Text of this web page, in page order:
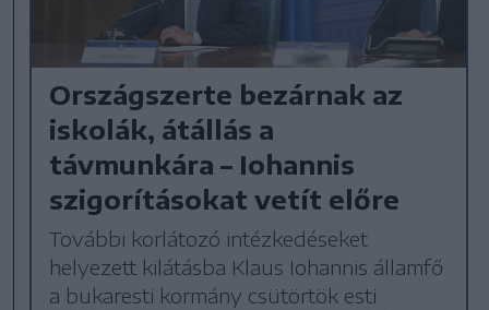
Országszerte bezárnak az
iskolák, átállás a
távmunkára – Iohannis
szigorításokat vetít előre
További korlátozó intézkedéseket
helyezett kilátásba Klaus Iohannis államfő
a bukaresti kormány csütörtök esti